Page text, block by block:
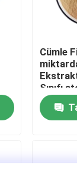
Cümle
Sınıfı